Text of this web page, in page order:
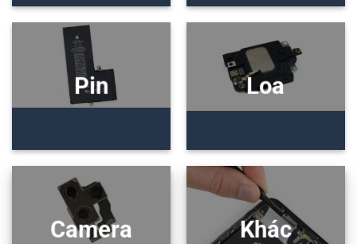
Pin Loa
Camera Khác